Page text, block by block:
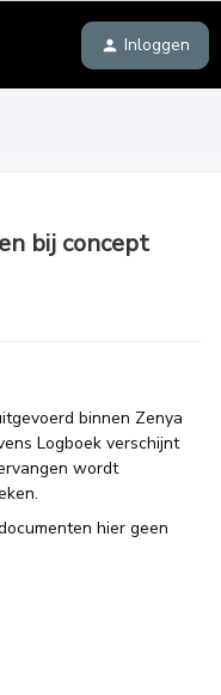
Inloggen
bij concept
binnen Zenya
Logboek verschijnt
wordt
hier geen